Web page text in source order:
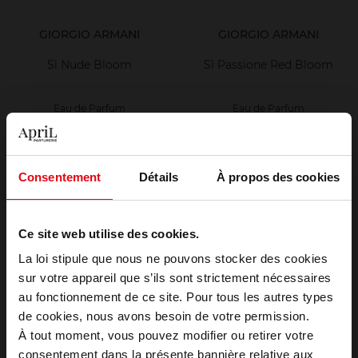
Consentement Détails À propos des cookies
Ce site web utilise des cookies.
La loi stipule que nous ne pouvons stocker des cookies
sur votre appareil que s’ils sont strictement nécessaires
au fonctionnement de ce site. Pour tous les autres types
de cookies, nous avons besoin de votre permission.
À tout moment, vous pouvez modifier ou retirer votre
consentement dans la présente bannière relative aux
GIORGIO ARMANI
Sì Nude Bloom
Eau de Parfum
GIORGIO ARMANI
Sì Passione Red Bloom
Eau de Parfum
DIESEL
Fuel for Life
HERMES
Un Jardin Sous la Mer
Choisissez votre pays